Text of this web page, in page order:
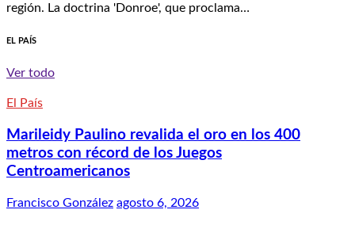
región. La doctrina 'Donroe', que proclama…
EL PAÍS
Ver todo
El País
Marileidy Paulino revalida el oro en los 400
metros con récord de los Juegos
Centroamericanos
Francisco González agosto 6, 2026